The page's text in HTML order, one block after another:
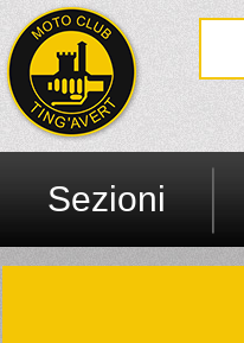
Sezioni